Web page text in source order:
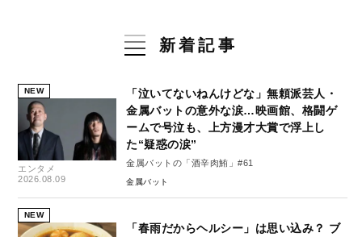
新着記事
NEW
エンタメ
2026.08.09
「泣いてないねんけどな」無頼派芸人・
金属バットの意外な涙…映画館、格闘ゲ
ームで号泣も、上方漫才大賞で浮上し
た“疑惑の涙”
金属バットの「酒辛肉鮪」#61
金属バット
NEW
「春雨だからヘルシー」は思い込み？ ブ